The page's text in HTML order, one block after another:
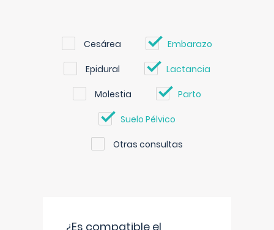
Cesárea Embarazo
Epidural Lactancia
Molestia Parto
Suelo Pélvico
Otras consultas
¿Es compatible el